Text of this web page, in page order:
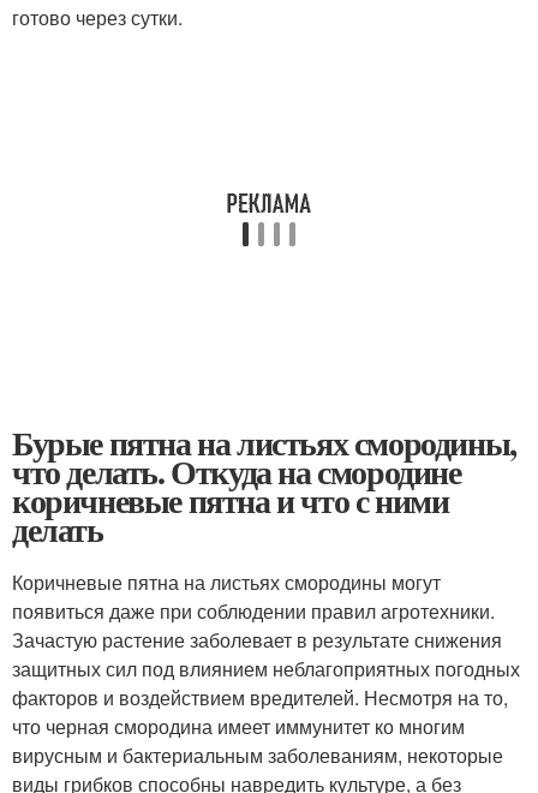
готово через сутки.
Бурые пятна на листьях смородины,
что делать. Откуда на смородине
коричневые пятна и что с ними
делать
Коричневые пятна на листьях смородины могут
появиться даже при соблюдении правил агротехники.
Зачастую растение заболевает в результате снижения
защитных сил под влиянием неблагоприятных погодных
факторов и воздействием вредителей. Несмотря на то,
что черная смородина имеет иммунитет ко многим
вирусным и бактериальным заболеваниям, некоторые
виды грибков способны навредить культуре, а без